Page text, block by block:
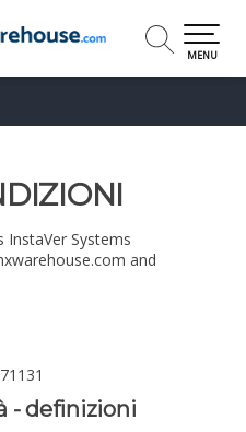
MENU
InstaVer Systems
and
- definizioni